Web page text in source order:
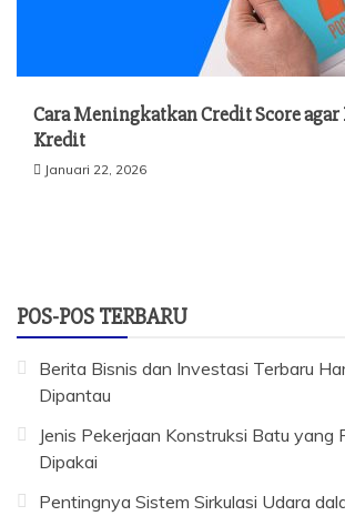
Cara Meningkatkan Credit Score
Kredit
Januari 22, 2026
POS-POS TERBARU
Berita Bisnis dan Investasi Terbaru
Dipantau
Jenis Pekerjaan Konstruksi Batu yang
Dipakai
Pentingnya Sistem Sirkulasi Udara